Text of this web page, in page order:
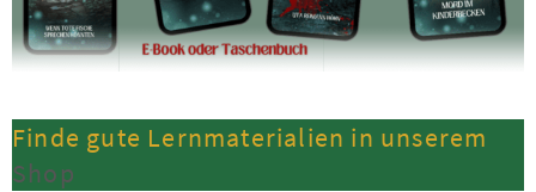
Finde gute Lernmaterialien in unserem
Shop